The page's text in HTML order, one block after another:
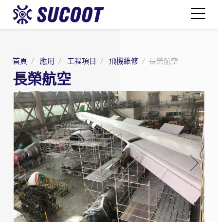
首頁 應用 工程項目 飛機維修 長榮航空
長榮航空